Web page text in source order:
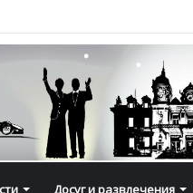
Досуг и развлечения